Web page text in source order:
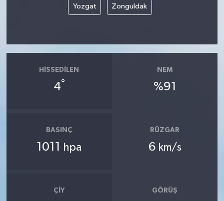
Yozgat Zonguldak
HISSEDILEN
4°
NEM
%91
BASINÇ
1011 hpa
RÜZGAR
6 km/s
ÇIY GÖRÜŞ